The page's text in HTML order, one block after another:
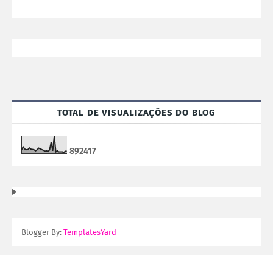
TOTAL DE VISUALIZAÇÕES DO BLOG
892417
Blogger By: TemplatesYard